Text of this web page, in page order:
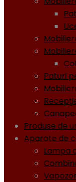
Paturi
Produse de
Aparate de
Lampa